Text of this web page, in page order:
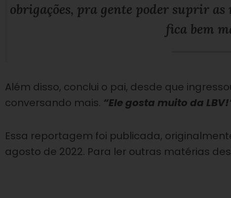
obrigações, pra gente poder suprir as
fica bem
Além disso, conclui o pai, desde que
conversando mais. “Ele gosta muito da
Essa reportagem foi publicada,
agosto de 2022. Para ler outras matérias